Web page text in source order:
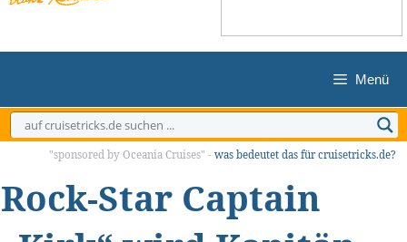
Menü
"sponsored by Oceania Cruises" - was bedeutet das für cruisetricks.de?
Rock-Star Captain